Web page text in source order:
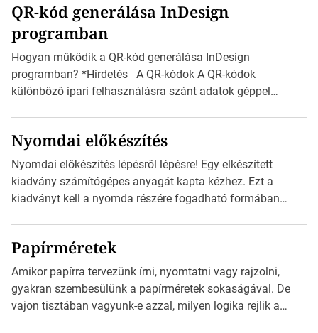
mutatja az A4-es papírlaphoz viszonyítva. Az amerikai és
észak-amerikai boríték méretére az ISO 216 nem
vonatkozik. Boríték méretének táblázata C0-tól […]
QR-kód generálása InDesign
programban
Hogyan működik a QR-kód generálása InDesign
programban? *Hirdetés A QR-kódok A QR-kódok
különböző ipari felhasználásra szánt adatok géppel
okostelefonjára telepíthet egy QR-kód-leolvasó
alkalmazást, ami leolvasni és dekódolni képes az URL-
információt és átirányítja a telefon böngészőjét a cég
weblapjára. A QR-kód beolvasása után a felhasználó
Nyomdai előkészítés
Nyomdai előkészítés lépésről lépésre! Egy elkészített
kiadvány számítógépes anyagát kapta kézhez. Ezt a
kiadványt kell a nyomda részére fogadható formában
Illustratorban készült vektorgrafika. *Hirdetés Minden
esetben konzultáljunk a nyomdával, mielőtt elkezdjük a
nyomdai előkészítést!Nehogy az elkészült munka után
derüljön ki, hogy valamit másképp kellett volna csinálni! […]
Papírméretek
Amikor papírra tervezünk írni, nyomtatni vagy rajzolni,
gyakran szembesülünk a papírméretek sokaságával. De
vajon tisztában vagyunk-e azzal, milyen logika rejlik a